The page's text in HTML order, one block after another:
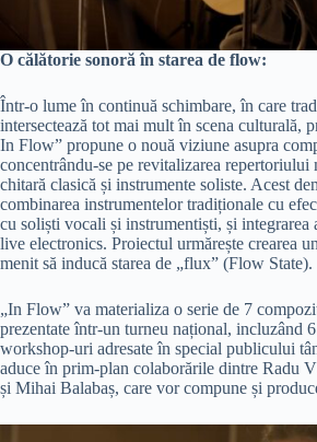
O călătorie sonoră în starea de flow:
Într-o lume în continuă schimbare, în care
intersectează tot mai mult în scena culturală,
In Flow” propune o nouă viziune asupra
concentrându-se pe revitalizarea repertoriului
chitară clasică și instrumente soliste. Acest
combinarea instrumentelor tradiționale cu
cu soliști vocali și instrumentiști, și integrarea
live electronics. Proiectul urmărește crearea
menit să inducă starea de „flux” (Flow State).
„In Flow” va materializa o serie de 7
prezentate într-un turneu național, incluzând
workshop-uri adresate în special publicului
aduce în prim-plan colaborările dintre Radu
și Mihai Balabaș, care vor compune și